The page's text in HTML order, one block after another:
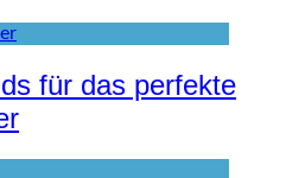
für das perfekte